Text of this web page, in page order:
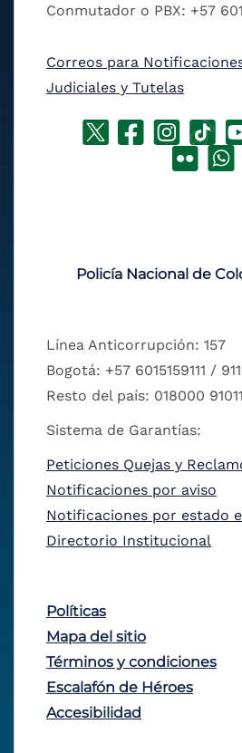
Conmutador o PBX: +57
Correos para
Judiciales y Tutelas
Policía Nacional de
Línea Anticorrupción: 157
Bogotá: +57 6015159111 /
Resto del país: 018000
Sistema de Garantías:
Peticiones Quejas y
Notificaciones por aviso
Notificaciones por estado
Directorio Institucional
Políticas
Mapa del sitio
Términos y condiciones
Escalafón de Héroes
Accesibilidad